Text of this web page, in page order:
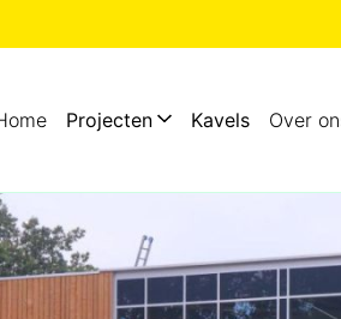
Projecten Kavels Over